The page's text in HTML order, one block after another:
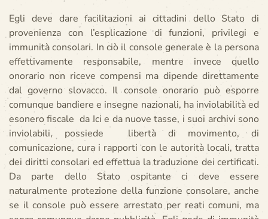
Egli deve dare facilitazioni ai cittadini dello Stato di
provenienza con l’esplicazione di funzioni, privilegi e
immunità consolari. In ciò il console generale è la persona
effettivamente responsabile, mentre invece quello
onorario non riceve compensi ma dipende direttamente
dal governo slovacco. Il console onorario può esporre
comunque bandiere e insegne nazionali, ha inviolabilità ed
esonero fiscale da Ici e da nuove tasse, i suoi archivi sono
inviolabili, possiede libertà di movimento, di
comunicazione, cura i rapporti con le autorità locali, tratta
dei diritti consolari ed effettua la traduzione dei certificati.
Da parte dello Stato ospitante ci deve essere
naturalmente protezione della funzione consolare, anche
se il console può essere arrestato per reati comuni, ma